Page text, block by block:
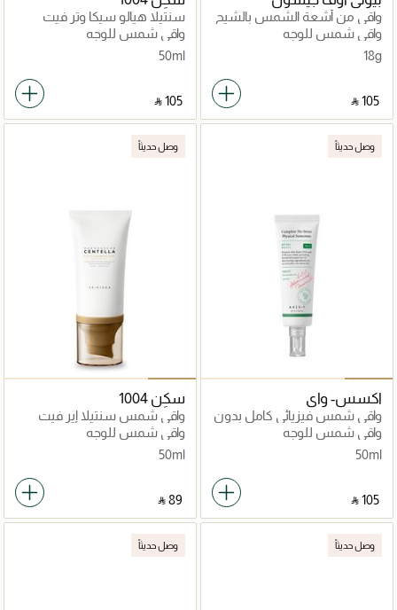
واقي من أشعة الشمس بالشيح
والكاميليا
واقي شمس للوجه
18g
‎ ⃁ ⁦105⁩ ‎
سنتيلا هيالو سيكا وتر فيت
واقي شمس للوجه
50ml
‎ ⃁ ⁦105⁩ ‎
وصل حديثاً
اكسس- واي
واقي شمس فيزيائي كامل بدون
توتر V.3 SPF 50+
واقي شمس للوجه
50ml
‎ ⃁ ⁦105⁩ ‎
وصل حديثاً
سكِن 1004
واقي شمس سنتيلا إير فيت
لايت
واقي شمس للوجه
50ml
‎ ⃁ ⁦89⁩ ‎
وصل حديثاً وصل حديثاً